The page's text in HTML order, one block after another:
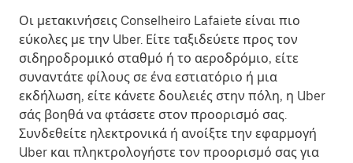
Οι μετακινήσεις Conselheiro Lafaiete είναι πιο
εύκολες με την Uber. Είτε ταξιδεύετε προς τον
σιδηροδρομικό σταθμό ή το αεροδρόμιο, είτε
συναντάτε φίλους σε ένα εστιατόριο ή μια
εκδήλωση, είτε κάνετε δουλειές στην πόλη, η Uber
σάς βοηθά να φτάσετε στον προορισμό σας.
Συνδεθείτε ηλεκτρονικά ή ανοίξτε την εφαρμογή
Uber και πληκτρολογήστε τον προορισμό σας για